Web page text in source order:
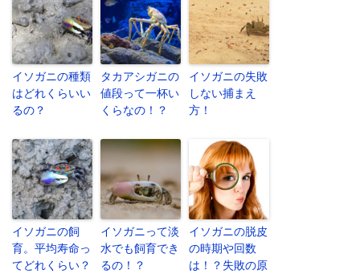
イソガニの種類
はどれくらいい
るの？
タカアシガニの
値段って一杯い
くらなの！？
イソガニの失敗
しない捕まえ
方！
イソガニの飼
育。平均寿命っ
てどれくらい？
イソガニって淡
水でも飼育でき
るの！？
イソガニの脱皮
の時期や回数
は！？失敗の原